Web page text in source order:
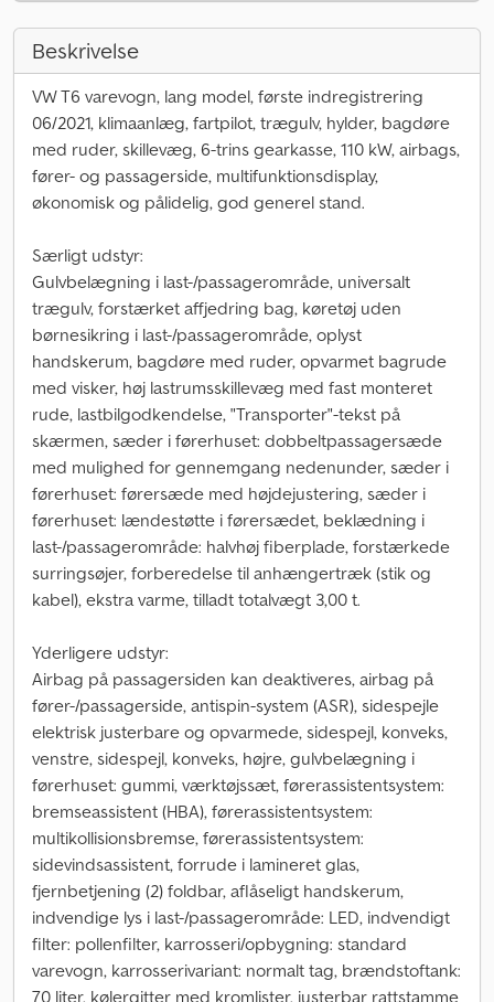
Beskrivelse
VW T6 varevogn, lang model, første indregistrering
06/2021, klimaanlæg, fartpilot, trægulv, hylder, bagdøre
med ruder, skillevæg, 6-trins gearkasse, 110 kW, airbags,
fører- og passagerside, multifunktionsdisplay,
økonomisk og pålidelig, god generel stand.
Særligt udstyr:
Gulvbelægning i last-/passagerområde, universalt
trægulv, forstærket affjedring bag, køretøj uden
børnesikring i last-/passagerområde, oplyst
handskerum, bagdøre med ruder, opvarmet bagrude
med visker, høj lastrumsskillevæg med fast monteret
rude, lastbilgodkendelse, "Transporter"-tekst på
skærmen, sæder i førerhuset: dobbeltpassagersæde
med mulighed for gennemgang nedenunder, sæder i
førerhuset: førersæde med højdejustering, sæder i
førerhuset: lændestøtte i førersædet, beklædning i
last-/passagerområde: halvhøj fiberplade, forstærkede
surringsøjer, forberedelse til anhængertræk (stik og
kabel), ekstra varme, tilladt totalvægt 3,00 t.
Yderligere udstyr:
Airbag på passagersiden kan deaktiveres, airbag på
fører-/passagerside, antispin-system (ASR), sidespejle
elektrisk justerbare og opvarmede, sidespejl, konveks,
venstre, sidespejl, konveks, højre, gulvbelægning i
førerhuset: gummi, værktøjssæt, førerassistentsystem:
bremseassistent (HBA), førerassistentsystem:
multikollisionsbremse, førerassistentsystem:
sidevindsassistent, forrude i lamineret glas,
fjernbetjening (2) foldbar, aflåseligt handskerum,
indvendige lys i last-/passagerområde: LED, indvendigt
filter: pollenfilter, karrosseri/opbygning: standard
varevogn, karrosserivariant: normalt tag, brændstoftank:
70 liter, kølergitter med kromlister, justerbar rattstamme